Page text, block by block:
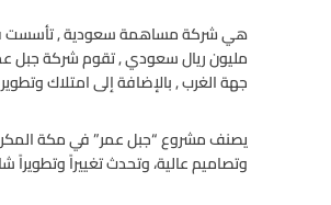
مليون ريال سعودي , تقوم شركة جبل
جهة الغرب , بالإضافة إلى امتلاك
وتصاميم عالية، وتحدث تغييراً وتطويراً